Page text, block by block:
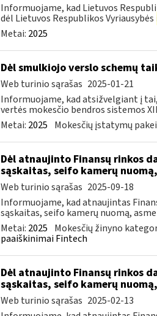
Informuojame, kad Lietuvos
dėl Lietuvos Respublikos Vyriausybės
Metai: 2025
Dėl smulkiojo verslo schemų
Web turinio sąrašas 2025-01-21
Informuojame, kad atsižvelgiant į
vertės mokesčio bendros sistemos
Metai: 2025 Mokesčių įstatymų
Dėl atnaujinto Finansų rinkos
sąskaitas, seifo kamerų
Web turinio sąrašas 2025-09-18
Informuojame, kad atnaujintas
sąskaitas, seifo kamerų nuomą,
Metai: 2025 Mokesčių žinyno
paaiškinimai Fintech
Dėl atnaujinto Finansų rinkos
sąskaitas, seifo kamerų
Web turinio sąrašas 2025-02-13